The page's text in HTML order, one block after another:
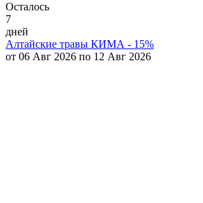
Осталось
7
дней
Алтайские травы КИМА - 15%
от 06 Авг 2026 по 12 Авг 2026